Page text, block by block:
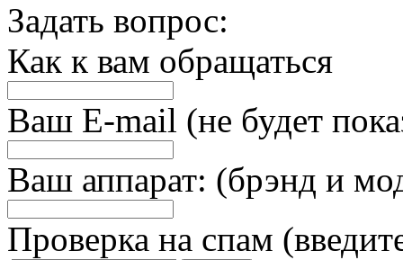
Задать вопрос:
Как к вам обращаться
Ваш E-mail (не будет
Ваш аппарат: (брэнд и
Проверка на спам